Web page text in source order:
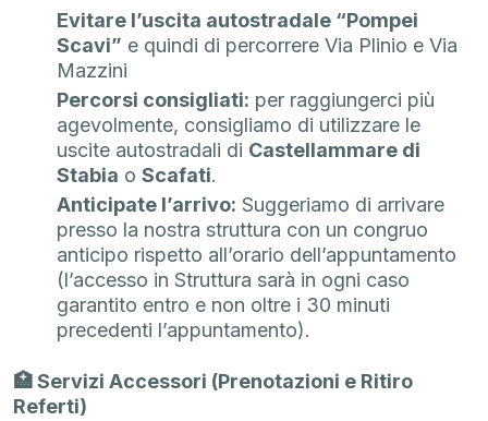
Evitare l’uscita autostradale “Pompei
Scavi” e quindi di percorrere Via Plinio e Via
Mazzini
Percorsi consigliati: per raggiungerci più
agevolmente, consigliamo di utilizzare le
uscite autostradali di Castellammare di
Stabia o Scafati.
Anticipate l’arrivo: Suggeriamo di arrivare
presso la nostra struttura con un congruo
anticipo rispetto all’orario dell’appuntamento
(l’accesso in Struttura sarà in ogni caso
garantito entro e non oltre i 30 minuti
precedenti l’appuntamento).
🏥 Servizi Accessori (Prenotazioni e Ritiro
Referti)